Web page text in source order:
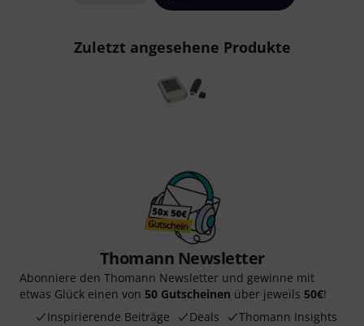
Zuletzt angesehene Produkte
Thomann Newsletter
Abonniere den Thomann Newsletter und gewinne mit
etwas Glück einen von 50 Gutscheinen über jeweils 50€!
Inspirierende Beiträge
Deals Thomann Insights